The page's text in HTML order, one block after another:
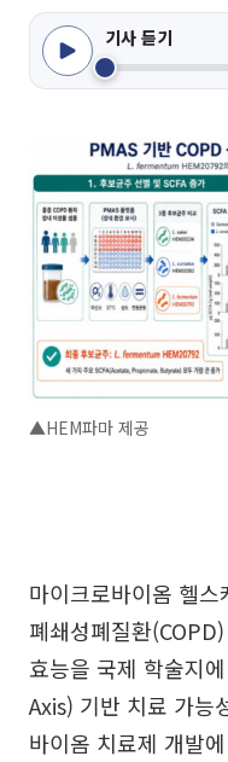
기사 듣기
▲HEM파마 제공
마이크로바이옴 헬
폐쇄성폐질환
효능을 국제 학술지
Axis) 기반 치료 가능
바이옴 치료제 개발